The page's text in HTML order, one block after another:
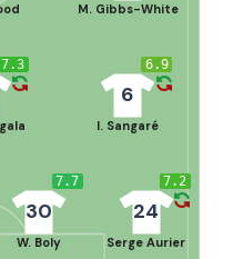
7.7
30
W. Boly
7.2
24
Serge Aurier
7.3 6.9
6
I. Sangaré
M. Gibbs-White